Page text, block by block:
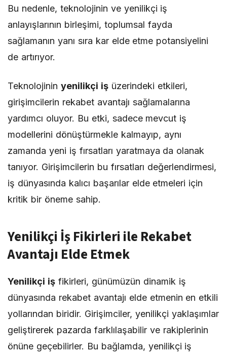
Bu nedenle, teknolojinin ve yenilikçi iş
anlayışlarının birleşimi, toplumsal fayda
sağlamanın yanı sıra kar elde etme potansiyelini
de artırıyor.
Teknolojinin yenilikçi işüzerindeki etkileri,
girişimcilerin rekabet avantajı sağlamalarına
yardımcı oluyor. Bu etki, sadece mevcut iş
modellerini dönüştürmekle kalmayıp, aynı
zamanda yeni iş fırsatları yaratmaya da olanak
tanıyor. Girişimcilerin bu fırsatları değerlendirmesi,
iş dünyasında kalıcı başarılar elde etmeleri için
kritik bir öneme sahip.
Yenilikçi İş Fikirleri ile Rekabet
Avantajı Elde Etmek
Yenilikçi işfikirleri, günümüzün dinamik iş
dünyasında rekabet avantajı elde etmenin en etkili
yollarından biridir. Girişimciler, yenilikçi yaklaşımlar
geliştirerek pazarda farklılaşabilir ve rakiplerinin
önüne geçebilirler. Bu bağlamda, yenilikçi iş